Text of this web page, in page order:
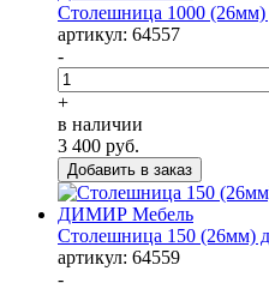
Столешница 1000 (26мм)
артикул: 64557
-
+
в наличии
3 400 руб.
Столешница 150 (26мм)
артикул: 64559
-